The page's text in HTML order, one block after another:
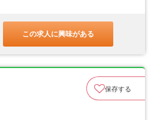
この求人に興味がある
保存する